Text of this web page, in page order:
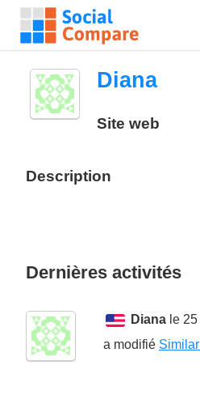
Diana
Site web
Description
Dernières activités
Diana le
a modifié